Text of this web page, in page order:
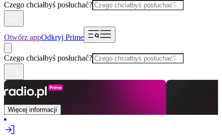
Czego chciałbyś posłuchać?
Otwórz appOdkryj Prime
Czego chciałbyś posłuchać?
Więcej informacji